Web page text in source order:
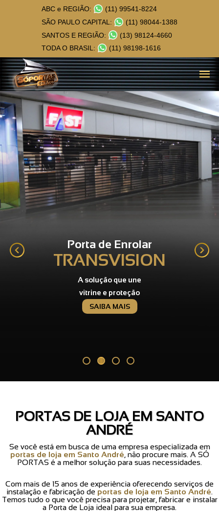
ABC e REGIÃO:
(11) 99541-8224
SÃO PAULO CAPITAL:
(11) 98044-1388
SANTOS E REGIÃO:
(13) 98124-4660
TODA O BRASIL:
(11) 98198-1616
Porta de Enrolar
TRANSVISION
A solução que une
vitrine e proteção
SAIBA MAIS
PORTAS DE LOJA EM SANTO
ANDRÉ
Se você está em busca de uma empresa especializada em
portas de loja em Santo André , não procure mais. A SÓ
PORTAS é a melhor solução para suas necessidades.
Com mais de 15 anos de experiência oferecendo serviços de
instalação e fabricação de portas de loja em Santo André.
Temos tudo o que você precisa para projetar, fabricar e instalar
a Porta de Loja ideal para sua empresa.